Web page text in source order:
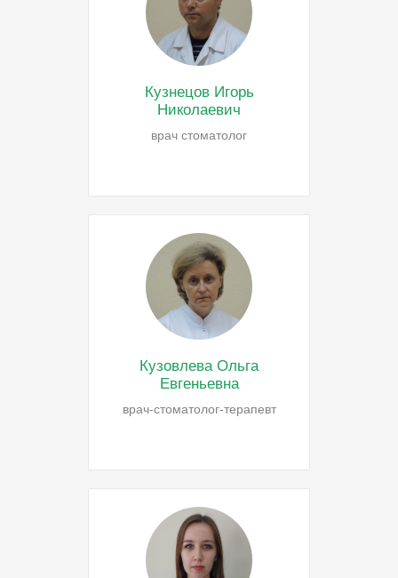
Кузнецов Игорь
Николаевич
врач стоматолог
Кузовлева Ольга
Евгеньевна
врач-стоматолог-терапевт